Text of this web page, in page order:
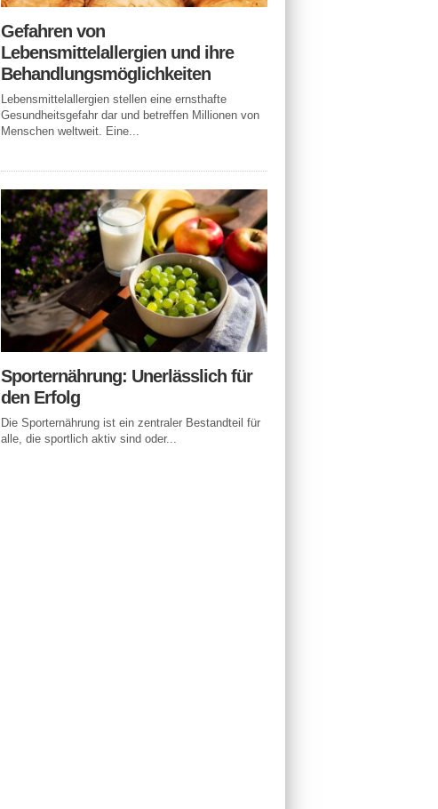
Gefahren von
Lebensmittelallergien und ihre
Behandlungsmöglichkeiten
Lebensmittelallergien stellen eine ernsthafte
Gesundheitsgefahr dar und betreffen Millionen von
Menschen weltweit. Eine...
Sporternährung: Unerlässlich für
den Erfolg
Die Sporternährung ist ein zentraler Bestandteil für
alle, die sportlich aktiv sind oder...